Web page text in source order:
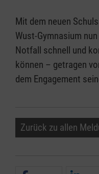
Mit dem neuen
Wust-Gymnasium
Notfall schnell und
können – getragen
dem Engagement
Zurück zu allen